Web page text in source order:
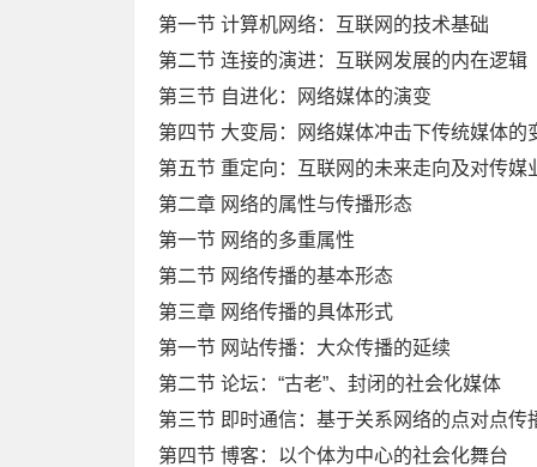
第一节 计算机网络：互联网的技术基础
第二节 连接的演进：互联网发展的内在逻辑
第三节 自进化：网络媒体的演变
第四节 大变局：网络媒体冲击下传统媒体的
第五节 重定向：互联网的未来走向及对传媒
第二章 网络的属性与传播形态
第一节 网络的多重属性
第二节 网络传播的基本形态
第三章 网络传播的具体形式
第一节 网站传播：大众传播的延续
第二节 论坛：“古老”、封闭的社会化媒体
第三节 即时通信：基于关系网络的点对点传
第四节 博客：以个体为中心的社会化舞台